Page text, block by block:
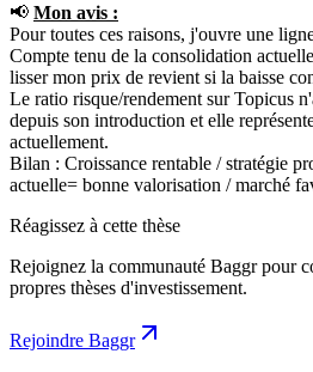
📢 Mon avis :
Pour toutes ces raisons, j'ouvre une
Compte tenu de la consolidation
lisser mon prix de revient si la baisse
Le ratio risque/rendement sur Topicus
depuis son introduction et elle
actuellement.
Bilan : Croissance rentable / stratégie
actuelle= bonne valorisation / marché
Réagissez à cette thèse
Rejoignez la communauté Baggr pour
propres thèses d'investissement.
Rejoindre Baggr